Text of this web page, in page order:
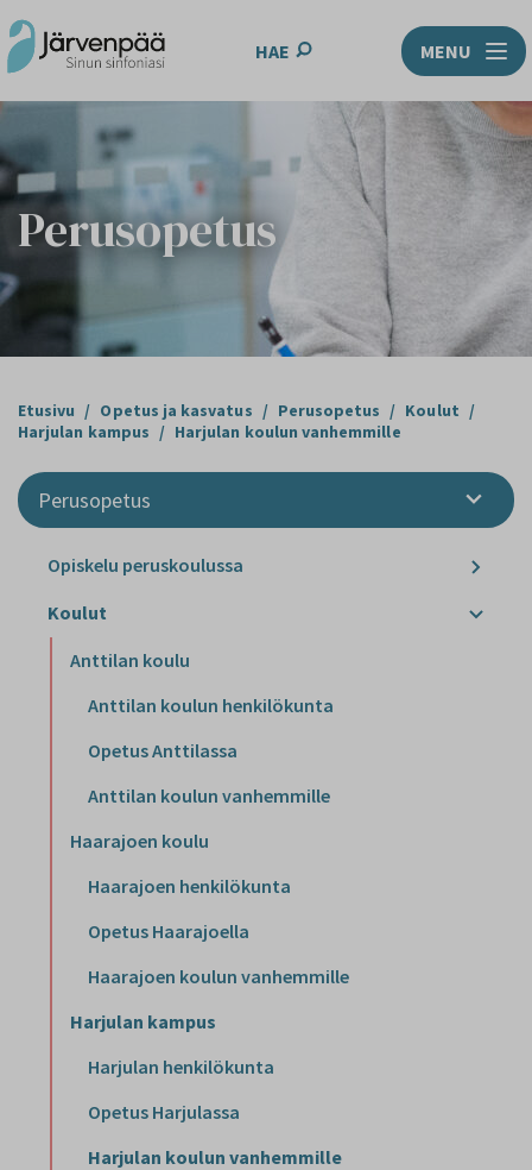
HAE MENU
Perusopetus
Etusivu / Opetus ja kasvatus / Perusopetus / Koulut /
Harjulan kampus / Harjulan koulun vanhemmille
Perusopetus
Opiskelu peruskoulussa
Koulut
Anttilan koulu
Anttilan koulun henkilökunta
Opetus Anttilassa
Anttilan koulun vanhemmille
Haarajoen koulu
Haarajoen henkilökunta
Opetus Haarajoella
Haarajoen koulun vanhemmille
Harjulan kampus
Harjulan henkilökunta
Opetus Harjulassa
Harjulan koulun vanhemmille